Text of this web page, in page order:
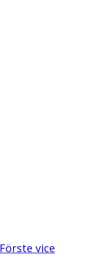
Förste vice